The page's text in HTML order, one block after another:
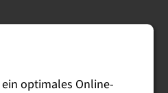
optimales Online-